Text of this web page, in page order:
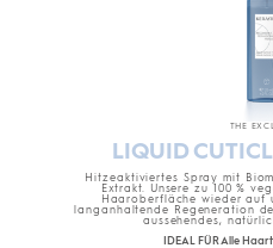
THE
LIQUID
Hitzeaktiviertes Spray mit
Extrakt. Unsere zu 100 %
Haaroberfläche wieder auf
langanhaltende Regeneration
aussehendes,
IDEAL FÜR Alle